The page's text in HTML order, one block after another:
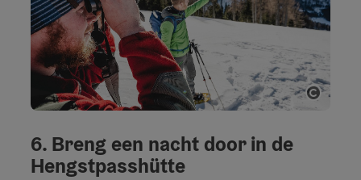
Start
6. Breng een nacht door in de
Hengstpasshütte